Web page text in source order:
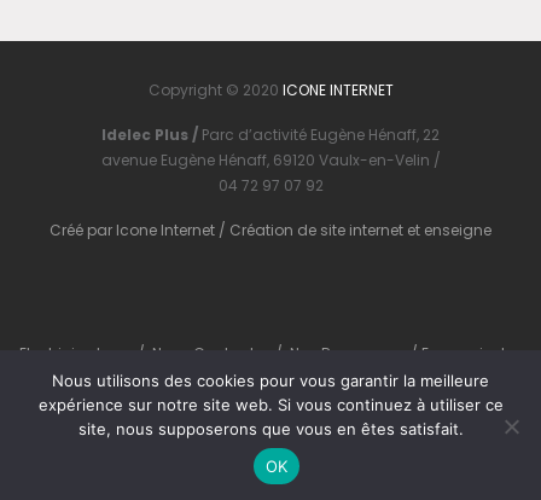
Copyright © 2020 ICONE INTERNET
Idelec Plus / Parc d’activité Eugène Hénaff, 22
avenue Eugène Hénaff, 69120 Vaulx-en-Velin /
04 72 97 07 92
Créé par Icone Internet / Création de site internet et enseigne
Electricien Lyon / Nous Contacter / Nos Ressources / En savoir plus
Nous utilisons des cookies pour vous garantir la meilleure
expérience sur notre site web. Si vous continuez à utiliser ce
site, nous supposerons que vous en êtes satisfait.
OK